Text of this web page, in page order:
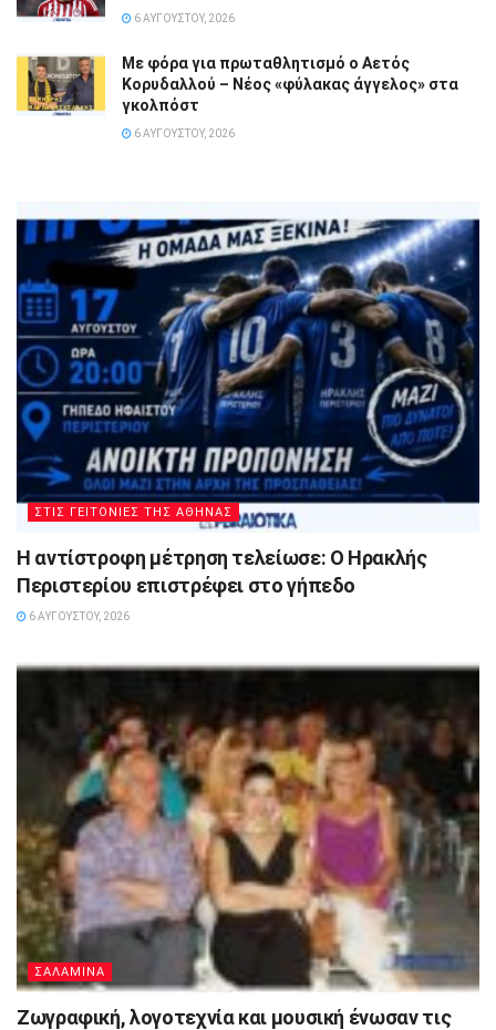
6 ΑΥΓΟΎΣΤΟΥ, 2026
Με φόρα για πρωταθλητισμό ο Αετός
Κορυδαλλού – Νέος «φύλακας άγγελος» στα
γκολπόστ
6 ΑΥΓΟΎΣΤΟΥ, 2026
ΣΤΙΣ ΓΕΙΤΟΝΙΕΣ ΤΗΣ ΑΘΗΝΑΣ
Η αντίστροφη μέτρηση τελείωσε: Ο Ηρακλής
Περιστερίου επιστρέφει στο γήπεδο
6 ΑΥΓΟΎΣΤΟΥ, 2026
ΣΑΛΑΜΙΝΑ
Ζωγραφική, λογοτεχνία και μουσική ένωσαν τις